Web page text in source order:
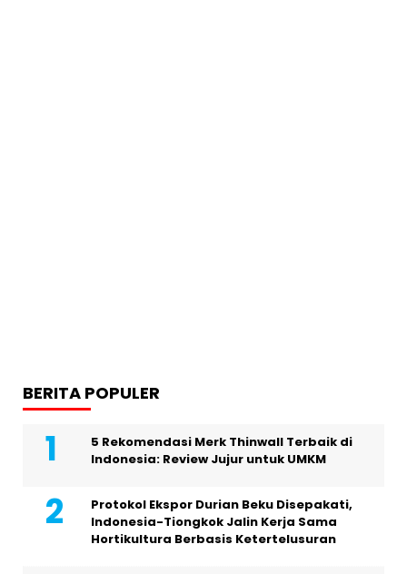
BERITA POPULER
5 Rekomendasi Merk Thinwall Terbaik di
Indonesia: Review Jujur untuk UMKM
Protokol Ekspor Durian Beku Disepakati,
Indonesia-Tiongkok Jalin Kerja Sama
Hortikultura Berbasis Ketertelusuran